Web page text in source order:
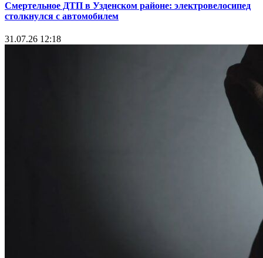
Смертельное ДТП в Узденском районе: электровелосипед
столкнулся с автомобилем
31.07.26 12:18